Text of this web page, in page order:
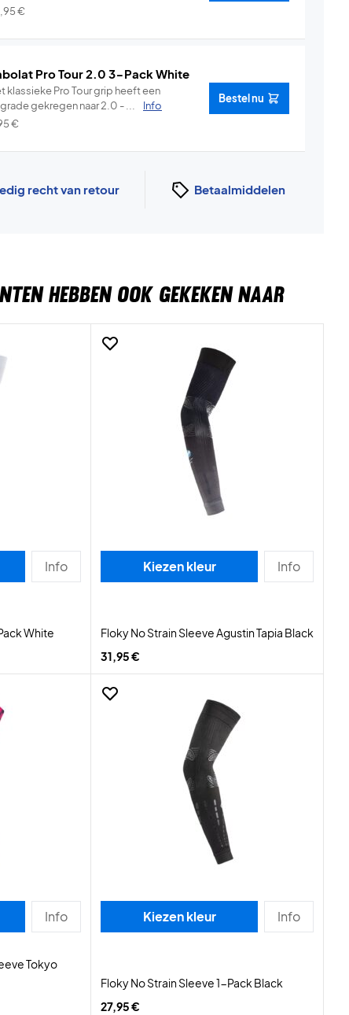
€
Pro Tour 2.0 3-Pack White
klassieke Pro Tour grip heeft een
gekregen naar 2.0 - ...
Info
€
Bestel nu
recht van retour Betaalmiddelen
HEBBEN OOK GEKEKEN NAAR
Info
White
Kiezen kleur Info
Floky No Strain Sleeve Agustin Tapia Black
31,95 €
Info
Tokyo
Kiezen kleur Info
Floky No Strain Sleeve 1-Pack Black
27,95 €